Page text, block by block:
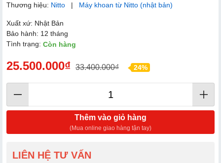
Thương hiệu: Nitto | Máy khoan từ Nitto (nhật bản)
Xuất xứ: Nhật Bản
Bảo hành: 12 tháng
Tình trạng: Còn hàng
25.500.000₫ 33.400.000₫ 24%
Thêm vào giỏ hàng
(Mua online giao hàng tận tay)
LIÊN HỆ TƯ VẤN